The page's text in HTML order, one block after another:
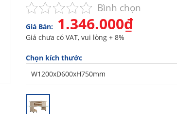
Bình chọn
Giá Bán: 1.346.000₫
Giá chưa có VAT, vui lòng + 8%
Chọn kích thước